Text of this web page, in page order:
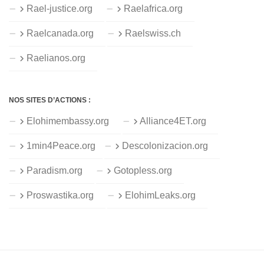
Rael-justice.org Raelafrica.org
Raelcanada.org Raelswiss.ch
Raelianos.org
NOS SITES D’ACTIONS :
Elohimembassy.org Alliance4ET.org
1min4Peace.org Descolonizacion.org
Paradism.org Gotopless.org
Proswastika.org ElohimLeaks.org